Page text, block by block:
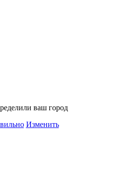
ваш город
Изменить